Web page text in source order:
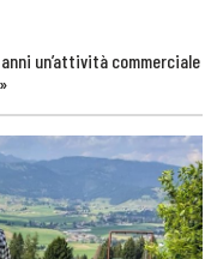
un’attività commerciale